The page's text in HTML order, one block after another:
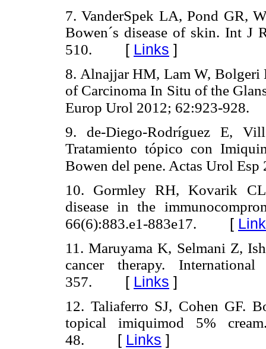
7. VanderSpek LA, Pond GR,
Bowen´s disease of skin. Int J
510. [ Links ]
8. Alnajjar HM, Lam W, Bolgeri
of Carcinoma In Situ of the
Europ Urol 2012; 62:923-928.
9. de-Diego-Rodríguez E,
Tratamiento tópico con
Bowen del pene. Actas Urol
10. Gormley RH, Kovarik
disease in the
66(6):883.e1-883e17. [
11. Maruyama K, Selmani Z,
cancer therapy.
357. [ Links ]
12. Taliaferro SJ, Cohen GF.
topical imiquimod 5%
48. [ Links ]